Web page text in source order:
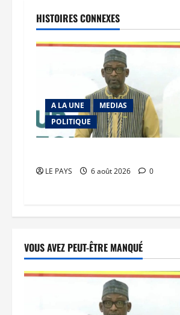
HISTOIRES CONNEXES
A LA UNE
MEDIAS
POLITIQUE
LE PAYS 6 août 2026 0
VOUS AVEZ PEUT-ÊTRE MANQUÉ